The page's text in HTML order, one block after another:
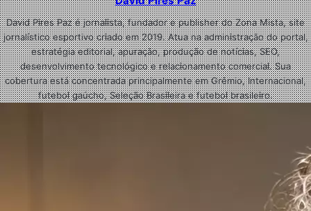
David Pires Paz é jornalista, fundador e publisher do Zona Mista, site
jornalístico esportivo criado em 2019. Atua na administração do portal,
estratégia editorial, apuração, produção de notícias, SEO,
desenvolvimento tecnológico e relacionamento comercial. Sua
cobertura está concentrada principalmente em Grêmio, Internacional,
futebol gaúcho, Seleção Brasileira e futebol brasileiro.